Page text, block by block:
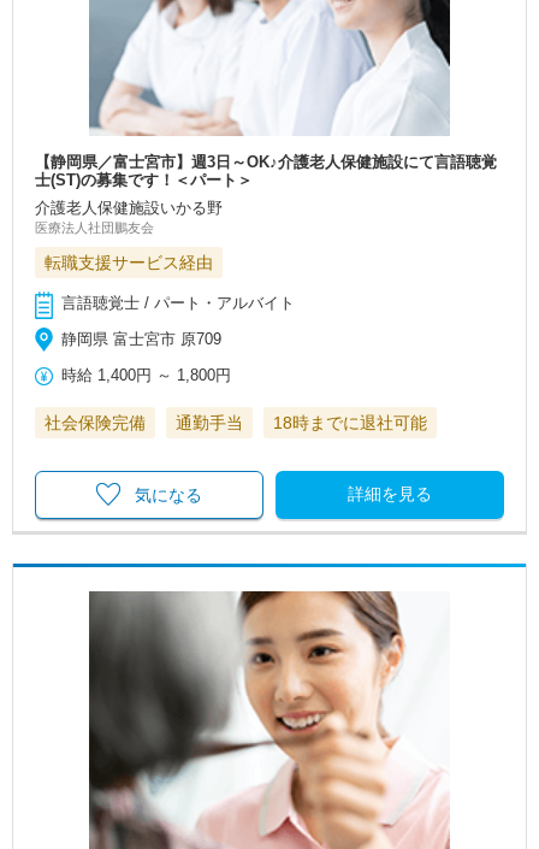
【静岡県／富士宮市】週3日～OK♪介護老人保健施設にて言語聴覚
士(ST)の募集です！＜パート＞
介護老人保健施設いかる野
医療法人社団鵬友会
転職支援サービス経由
言語聴覚士 / パート・アルバイト
静岡県 富士宮市 原709
時給 1,400円 ～ 1,800円
社会保険完備 通勤手当 18時までに退社可能
詳細を見る
気になる